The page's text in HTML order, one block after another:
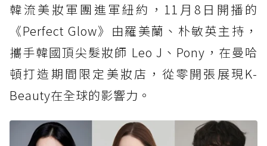
韓流美妝軍團進軍紐約，11月8日開播的
《Perfect Glow》由羅美蘭、朴敏英主持，
攜手韓國頂尖髮妝師 Leo J、Pony，在曼哈
頓打造期間限定美妝店，從零開張展現K-
Beauty在全球的影響力。